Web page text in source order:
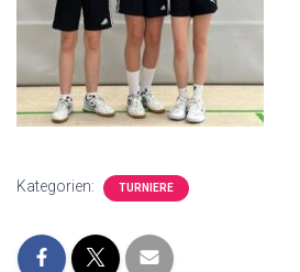
Kategorien: TURNIERE